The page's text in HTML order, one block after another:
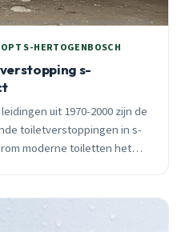
S-HERTOGENBOSCH
s-
uit 1970-2000 zijn de
toiletverstoppingen in s-
moderne toiletten het